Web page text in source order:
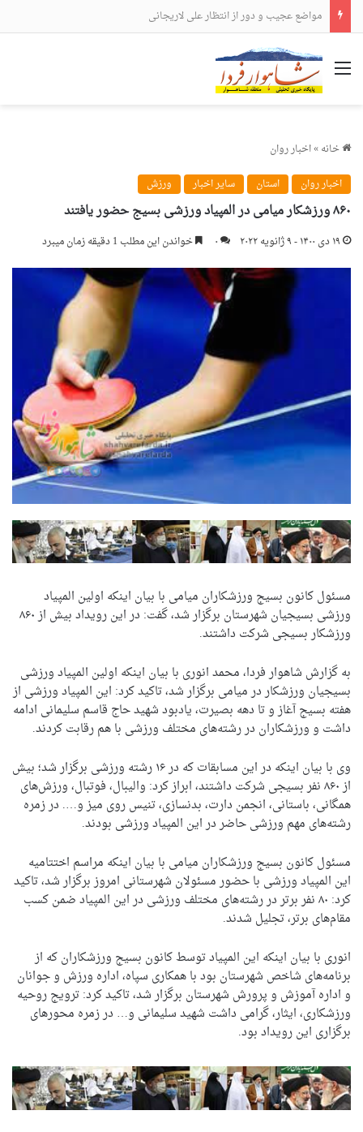
مواضع عجیب و دور از انتظار علی لاریجانی
منو
خانه»اخبار روان
اخبار روان
استان سایر اخبار ورزش
۸۶۰ ورزشکار میامی در المپیاد ورزشی بسیج حضور یافتند
۱۹ دی ۱۴۰۰ - ۹ ژانویه ۲۰۲۲ ۰ خواندن این مطلب 1 دقیقه زمان میبرد
مسئول کانون بسیج ورزشکاران میامی با بیان اینکه اولین المپیاد
ورزشی بسیجیان شهرستان برگزار شد، گفت: در این رویداد بیش از ۸۶۰
ورزشکار بسیجی شرکت داشتند.
به گزارش شاهوار فردا، محمد انوری با بیان اینکه اولین المپیاد ورزشی
بسیجیان ورزشکار در میامی برگزار شد، تاکید کرد: این المپیاد ورزشی از
هفته بسیج آغاز و تا دهه بصیرت، یادبود شهید حاج قاسم سلیمانی ادامه
داشت و ورزشکاران در رشته‌های مختلف ورزشی با هم رقابت کردند.
وی با بیان اینکه در این مسابقات که در ۱۶ رشته ورزشی برگزار شد؛ بیش
از ۸۶۰ نفر بسیجی شرکت داشتند، ابراز کرد: والیبال، فوتبال، ورزش‌های
همگانی، باستانی، انجمن دارت، بدنسازی، تنیس روی میز و…. در زمره
رشته‌های مهم ورزشی حاضر در این المپیاد ورزشی بودند.
مسئول کانون بسیج ورزشکاران میامی با بیان اینکه مراسم اختتامیه
این المپیاد ورزشی با حضور مسئولان شهرستانی امروز برگزار شد، تاکید
کرد: ۸۰ نفر برتر در رشته‌های مختلف ورزشی در این المپیاد ضمن کسب
مقام‌های برتر، تجلیل شدند.
انوری با بیان اینکه این المپیاد توسط کانون بسیج ورزشکاران که از
برنامه‌های شاخص شهرستان بود با همکاری سپاه، اداره ورزش و جوانان
و اداره آموزش و پرورش شهرستان برگزار شد، تاکید کرد: ترویج روحیه
ورزشکاری، ایثار، گرامی داشت شهید سلیمانی و… در زمره محورهای
برگزاری این رویداد بود.